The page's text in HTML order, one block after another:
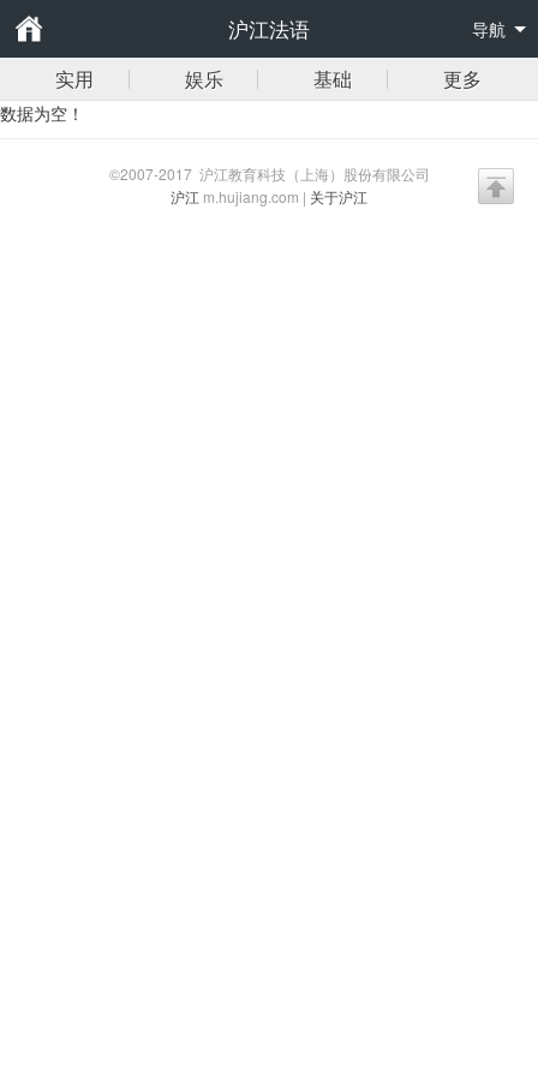
沪江法语 导航
实用 娱乐 基础 更多
数据为空！
©2007-2017 沪江教育科技（上海）股份有限公司
沪江 m.hujiang.com | 关于沪江